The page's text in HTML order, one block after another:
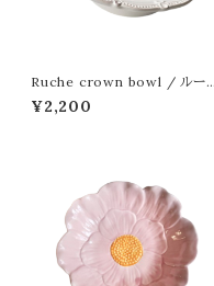
Ruche crown bowl / ルーシ
ュクラウン ボウル
¥2,200